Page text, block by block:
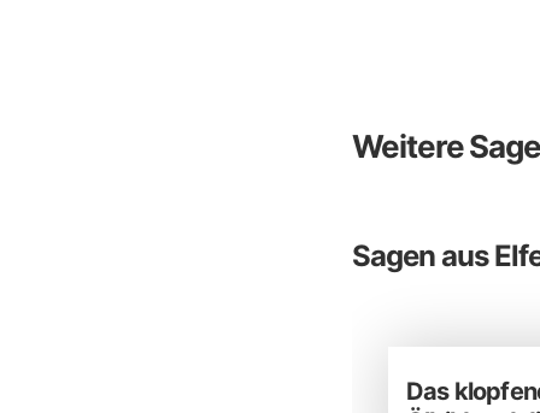
Weitere
Sagen aus
Das